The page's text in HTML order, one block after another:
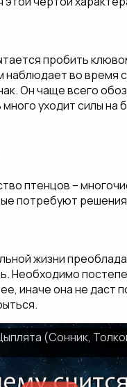
пробить
наблюдает во время
Он чаще всего
уходит силы на
птенцов –
потребуют
жизни
Необходимо
иначе она не даст
(Сонник,